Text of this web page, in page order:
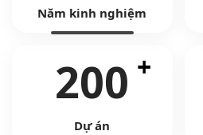
Năm kinh nghiệm
200
Dự án